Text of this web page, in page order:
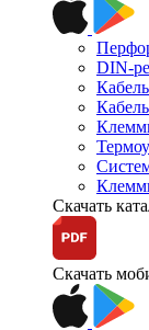
DIN-
Скачать
Скачать